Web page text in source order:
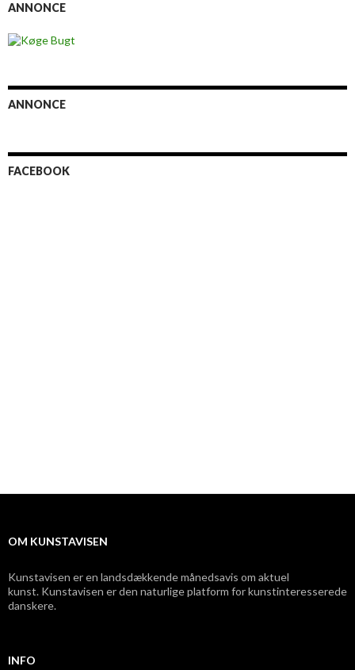
ANNONCE
ANNONCE
FACEBOOK
OM KUNSTAVISEN
Kunstavisen er en landsdækkende månedsavis om aktuel
kunst. Kunstavisen er den naturlige platform for kunstinteresserede
danskere.
INFO